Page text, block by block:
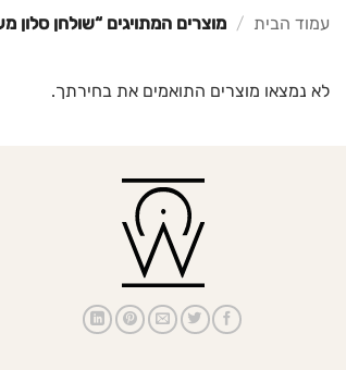
עמוד הבית / מוצרים המתויגים “שולחן סלון
לא נמצאו מוצרים התואמים את בחירתך.